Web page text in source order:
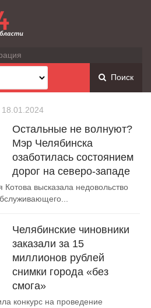
Поиск
Остальные не волнуют?
Мэр Челябинска
озаботилась состоянием
дорог на северо-западе
высказала недовольство
Челябинские чиновники
заказали за 15
миллионов рублей
снимки города «без
смога»
конкурс на проведение